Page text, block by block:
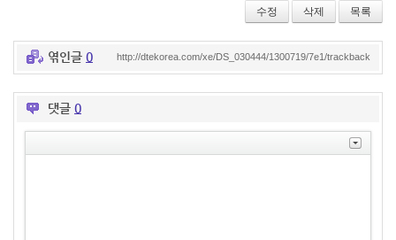
bo
ok
ou
s
수정 삭제 목록
엮인글 0 http://dtekorea.com/xe/DS_030444/1300719/7e1/trackback
댓글 0